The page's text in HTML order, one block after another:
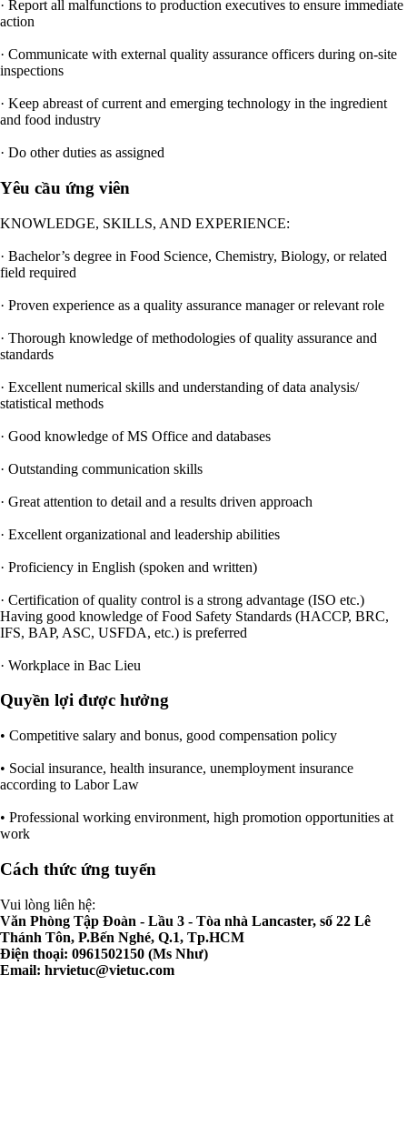
· Report all malfunctions to production executives to ensure immediate
action
· Communicate with external quality assurance officers during on-site
inspections
· Keep abreast of current and emerging technology in the ingredient
and food industry
· Do other duties as assigned
Yêu cầu ứng viên
KNOWLEDGE, SKILLS, AND EXPERIENCE:
· Bachelor’s degree in Food Science, Chemistry, Biology, or related
field required
· Proven experience as a quality assurance manager or relevant role
· Thorough knowledge of methodologies of quality assurance and
standards
· Excellent numerical skills and understanding of data analysis/
statistical methods
· Good knowledge of MS Office and databases
· Outstanding communication skills
· Great attention to detail and a results driven approach
· Excellent organizational and leadership abilities
· Proficiency in English (spoken and written)
· Certification of quality control is a strong advantage (ISO etc.)
Having good knowledge of Food Safety Standards (HACCP, BRC,
IFS, BAP, ASC, USFDA, etc.) is preferred
· Workplace in Bac Lieu
Quyền lợi được hưởng
• Competitive salary and bonus, good compensation policy
• Social insurance, health insurance, unemployment insurance
according to Labor Law
• Professional working environment, high promotion opportunities at
work
Cách thức ứng tuyển
Vui lòng liên hệ:
Văn Phòng Tập Đoàn - Lầu 3 - Tòa nhà Lancaster, số 22 Lê
Thánh Tôn, P.Bến Nghé, Q.1, Tp.HCM
Điện thoại: 0961502150 (Ms Như)
Email: hrvietuc@vietuc.com